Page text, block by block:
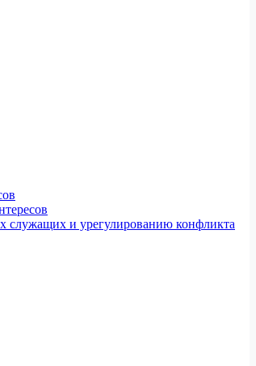
и урегулированию конфликта